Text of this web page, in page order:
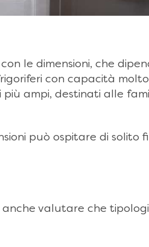
le dimensioni, che
con capacità
più ampi, destinati alle
può ospitare di
anche valutare che